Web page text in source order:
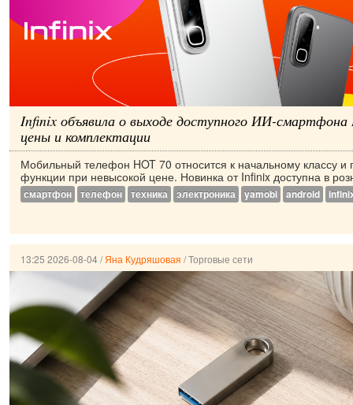
Infinix объявила о выходе доступного ИИ-смартфона
цены и комплектации
Мобильный телефон HOT 70 относится к начальному классу и
функции при невысокой цене. Новинка от Infinix доступна в
смартфон телефон техника электроника yamobi android
13:25 2026-08-04/Яна Кудряшовая /Торговые сети